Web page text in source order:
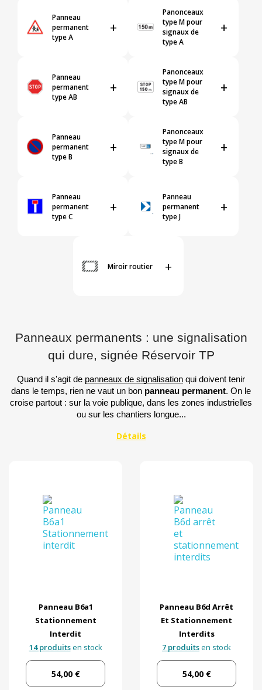
Panneau
permanent
type A
+
Panonceaux
type M pour
signaux de
type A
+
Panneau
permanent
type AB
+
Panonceaux
type M pour
signaux de
type AB
+
Panneau
permanent
type B
+
Panonceaux
type M pour
signaux de
type B
+
Panneau
permanent
type C
+
Panneau
permanent
type J
+
Miroir routier +
Panneaux permanents : une signalisation
qui dure, signée Réservoir TP
Quand il s'agit de panneaux de signalisation qui doivent tenir
dans le temps, rien ne vaut un bon panneau permanent. On le
croise partout : sur la voie publique, dans les zones industrielles
ou sur les chantiers longue...
Panneau B6a1
Stationnement
Interdit
14 produitsen stock
54,00 €
Panneau B6d Arrêt
Et Stationnement
Interdits
7 produitsen stock
54,00 €